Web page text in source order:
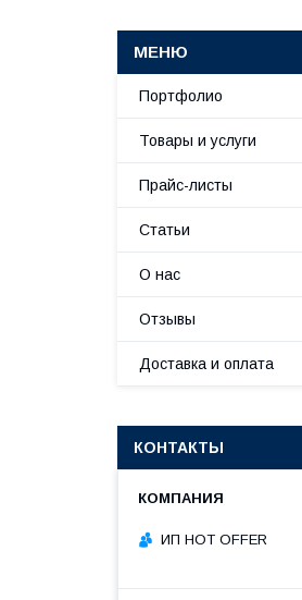
Портфолио
Товары и услуги
Прайс-листы
Статьи
О нас
Отзывы
Доставка и оплата
КОНТАКТЫ
ИП HOT OFFER